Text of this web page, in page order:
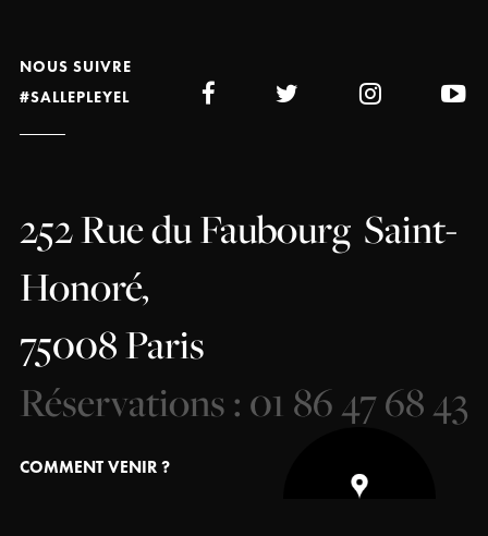
NOUS SUIVRE
#SALLEPLEYEL
252 Rue du Faubourg Saint-
Honoré,
75008 Paris
Réservations : 01 86 47 68 43
COMMENT VENIR ?